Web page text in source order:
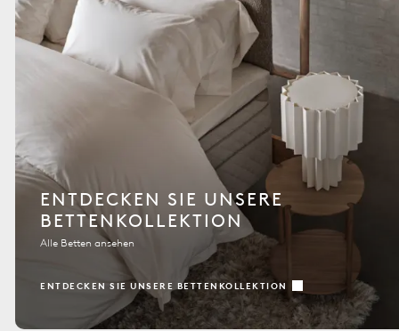
ENTDECKEN SIE UNSERE
BETTENKOLLEKTION
Alle Betten ansehen
ENTDECKEN SIE UNSERE BETTENKOLLEKTION